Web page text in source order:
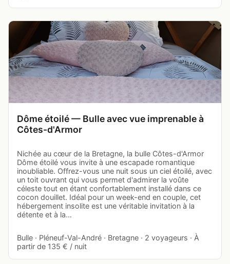
Dôme étoilé — Bulle avec vue imprenable à
Côtes-d'Armor
Nichée au cœur de la Bretagne, la bulle Côtes-d'Armor
Dôme étoilé vous invite à une escapade romantique
inoubliable. Offrez-vous une nuit sous un ciel étoilé, avec
un toit ouvrant qui vous permet d'admirer la voûte
céleste tout en étant confortablement installé dans ce
cocon douillet. Idéal pour un week-end en couple, cet
hébergement insolite est une véritable invitation à la
détente et à la…
Bulle · Pléneuf-Val-André · Bretagne · 2 voyageurs · À
partir de 135 € / nuit